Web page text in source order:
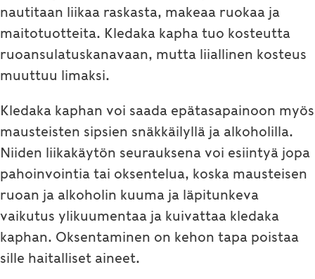
nautitaan liikaa raskasta, makeaa ruokaa ja
maitotuotteita. Kledaka kapha tuo kosteutta
ruoansulatuskanavaan, mutta liiallinen kosteus
muuttuu limaksi.
Kledaka kaphan voi saada epätasapainoon myös
mausteisten sipsien snäkkäilyllä ja alkoholilla.
Niiden liikakäytön seurauksena voi esiintyä jopa
pahoinvointia tai oksentelua, koska mausteisen
ruoan ja alkoholin kuuma ja läpitunkeva
vaikutus ylikuumentaa ja kuivattaa kledaka
kaphan. Oksentaminen on kehon tapa poistaa
sille haitalliset aineet.